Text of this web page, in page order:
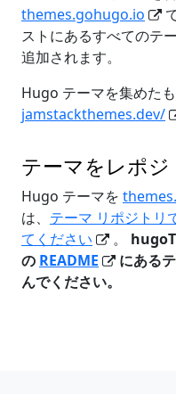
themes.gohugo.io
ストにあるすべてのテ
追加されます。
Hugo テーマを集めた
jamstackthemes.dev/
テーマをレポ
Hugo テーマを
は、 テーマ リポジトリ
てください
。
の README
にある
んでください。